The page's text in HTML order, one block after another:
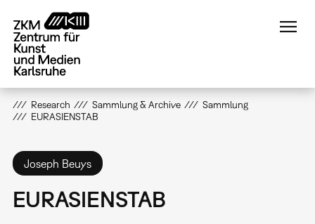
zum
Inhalt
Research Sammlung & Archive
Sammlung
EURASIENSTAB
Joseph Beuys
EURASIENSTAB